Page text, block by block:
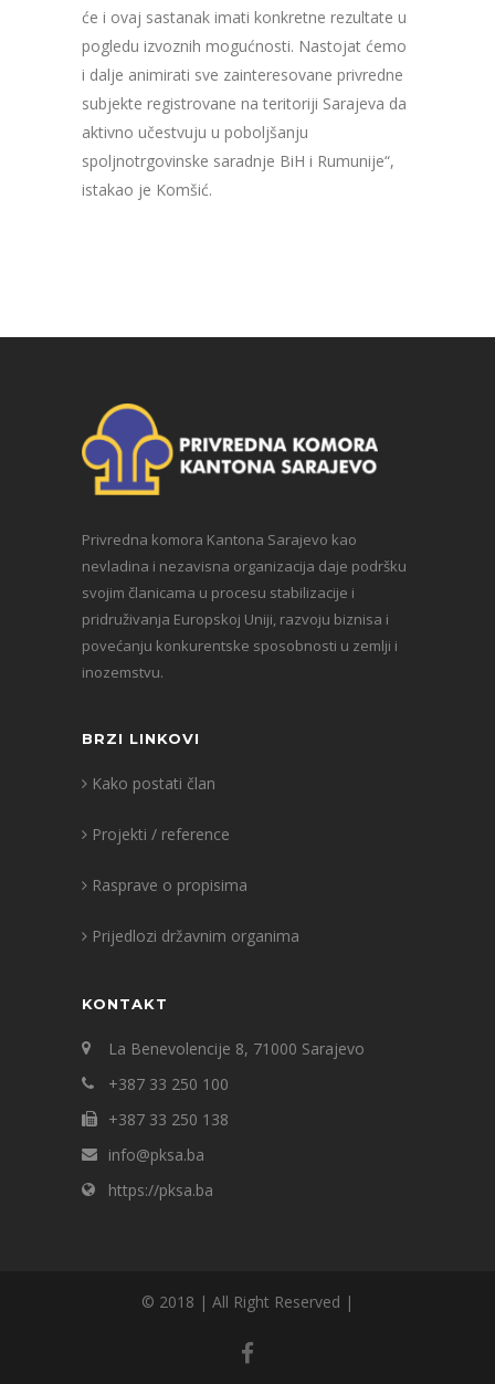
će i ovaj sastanak imati konkretne rezultate u
pogledu izvoznih mogućnosti. Nastojat ćemo
i dalje animirati sve zainteresovane privredne
subjekte registrovane na teritoriji Sarajeva da
aktivno učestvuju u poboljšanju
spoljnotrgovinske saradnje BiH i Rumunije“,
istakao je Komšić.
Privredna komora Kantona Sarajevo kao
nevladina i nezavisna organizacija daje podršku
svojim članicama u procesu stabilizacije i
pridruživanja Europskoj Uniji, razvoju biznisa i
povećanju konkurentske sposobnosti u zemlji i
inozemstvu.
BRZI LINKOVI
Kako postati član
Projekti / reference
Rasprave o propisima
Prijedlozi državnim organima
KONTAKT
La Benevolencije 8, 71000 Sarajevo
+387 33 250 100
+387 33 250 138
info@pksa.ba
https://pksa.ba
© 2018 | All Right Reserved |